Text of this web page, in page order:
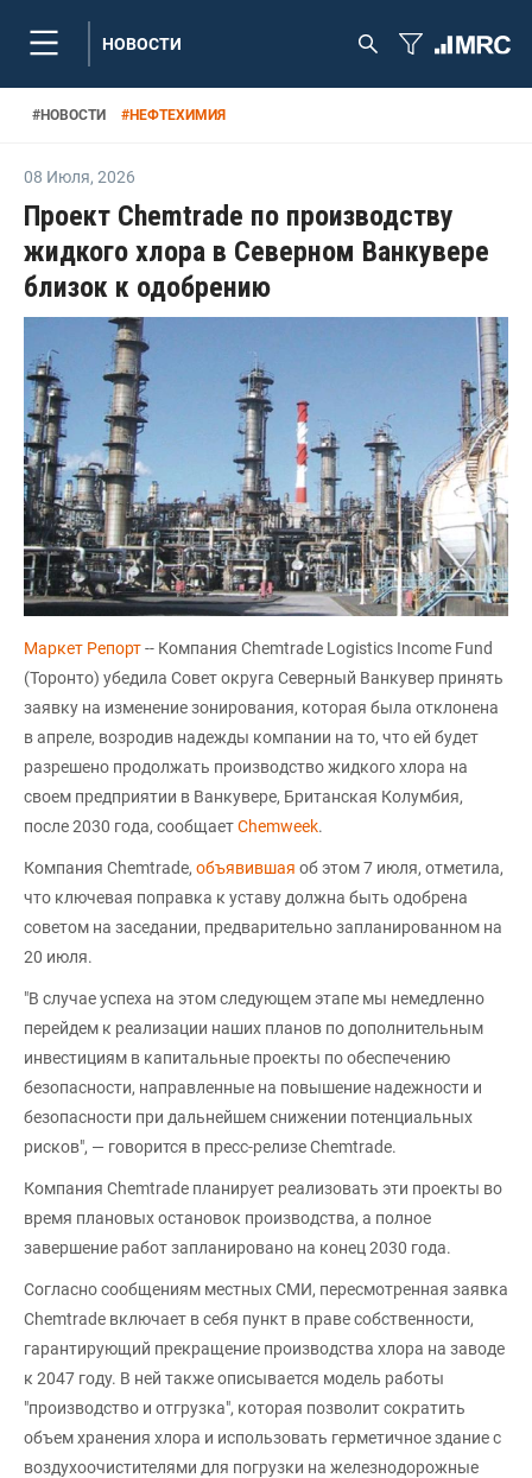
НОВОСТИ
#НОВОСТИ #НЕФТЕХИМИЯ
08 Июля, 2026
Проект Chemtrade по производству
жидкого хлора в Северном Ванкувере
близок к одобрению
Маркет Репорт-- Компания Chemtrade Logistics Income Fund
(Торонто) убедила Совет округа Северный Ванкувер принять
заявку на изменение зонирования, которая была отклонена
в апреле, возродив надежды компании на то, что ей будет
разрешено продолжать производство жидкого хлора на
своем предприятии в Ванкувере, Британская Колумбия,
после 2030 года, сообщаетChemweek.
Компания Chemtrade, объявившая об этом 7 июля, отметила,
что ключевая поправка к уставу должна быть одобрена
советом на заседании, предварительно запланированном на
20 июля.
"В случае успеха на этом следующем этапе мы немедленно
перейдем к реализации наших планов по дополнительным
инвестициям в капитальные проекты по обеспечению
безопасности, направленные на повышение надежности и
безопасности при дальнейшем снижении потенциальных
рисков", — говорится в пресс-релизе Chemtrade.
Компания Chemtrade планирует реализовать эти проекты во
время плановых остановок производства, а полное
завершение работ запланировано на конец 2030 года.
Согласно сообщениям местных СМИ, пересмотренная заявка
Chemtrade включает в себя пункт в праве собственности,
гарантирующий прекращение производства хлора на заводе
к 2047 году. В ней также описывается модель работы
"производство и отгрузка", которая позволит сократить
объем хранения хлора и использовать герметичное здание с
воздухоочистителями для погрузки на железнодорожные